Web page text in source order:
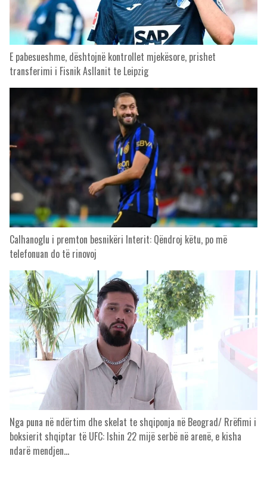
E pabesueshme, dështojnë kontrollet mjekësore, prishet
transferimi i Fisnik Asllanit te Leipzig
Calhanoglu i premton besnikëri Interit: Qëndroj këtu, po më
telefonuan do të rinovoj
Nga puna në ndërtim dhe skelat te shqiponja në Beograd/ Rrëfimi i
boksierit shqiptar të UFC: Ishin 22 mijë serbë në arenë, e kisha
ndarë mendjen…